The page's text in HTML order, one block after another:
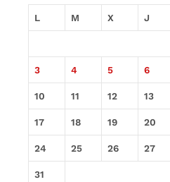
L M X J
3 4 5 6
10 11 12 13
17 18 19 20
24 25 26 27
31